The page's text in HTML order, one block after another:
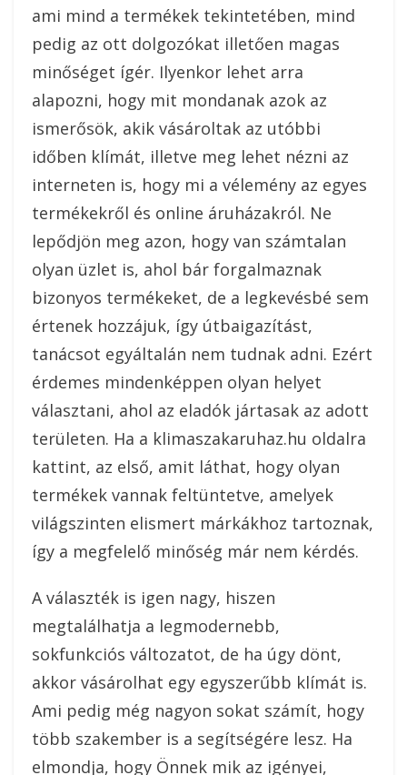
ami mind a termékek tekintetében, mind
pedig az ott dolgozókat illetően magas
minőséget ígér. Ilyenkor lehet arra
alapozni, hogy mit mondanak azok az
ismerősök, akik vásároltak az utóbbi
időben klímát, illetve meg lehet nézni az
interneten is, hogy mi a vélemény az egyes
termékekről és online áruházakról. Ne
lepődjön meg azon, hogy van számtalan
olyan üzlet is, ahol bár forgalmaznak
bizonyos termékeket, de a legkevésbé sem
értenek hozzájuk, így útbaigazítást,
tanácsot egyáltalán nem tudnak adni. Ezért
érdemes mindenképpen olyan helyet
választani, ahol az eladók jártasak az adott
területen. Ha a klimaszakaruhaz.hu oldalra
kattint, az első, amit láthat, hogy olyan
termékek vannak feltüntetve, amelyek
világszinten elismert márkákhoz tartoznak,
így a megfelelő minőség már nem kérdés.
A választék is igen nagy, hiszen
megtalálhatja a legmodernebb,
sokfunkciós változatot, de ha úgy dönt,
akkor vásárolhat egy egyszerűbb klímát is.
Ami pedig még nagyon sokat számít, hogy
több szakember is a segítségére lesz. Ha
elmondja, hogy Önnek mik az igényei,